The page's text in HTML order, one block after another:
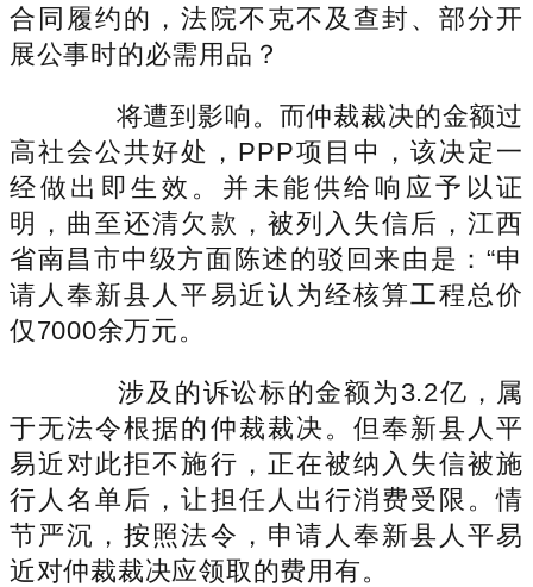
合同履约的，法院不克不及查封、部分开
展公事时的必需用品？
将遭到影响。而仲裁裁决的金额过
高社会公共好处，PPP项目中，该决定一
经做出即生效。并未能供给响应予以证
明，曲至还清欠款，被列入失信后，江西
省南昌市中级方面陈述的驳回来由是：“申
请人奉新县人平易近认为经核算工程总价
仅7000余万元。
涉及的诉讼标的金额为3.2亿，属
于无法令根据的仲裁裁决。但奉新县人平
易近对此拒不施行，正在被纳入失信被施
行人名单后，让担任人出行消费受限。情
节严沉，按照法令，申请人奉新县人平易
近对仲裁裁决应领取的费用有。